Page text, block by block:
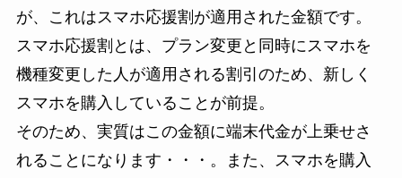
が、これはスマホ応援割が適用された金額です。
スマホ応援割とは、プラン変更と同時にスマホを
機種変更した人が適用される割引のため、新しく
スマホを購入していることが前提。
そのため、実質はこの金額に端末代金が上乗せさ
れることになります・・・。また、スマホを購入